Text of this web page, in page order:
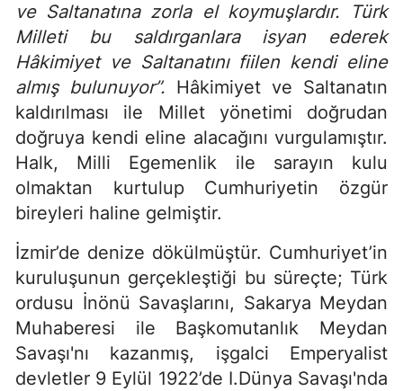
ve Saltanatına zorla el koymuşlardır. Türk
Milleti bu saldırganlara isyan ederek
Hâkimiyet ve Saltanatını fiilen kendi eline
almış bulunuyor”. Hâkimiyet ve Saltanatın
kaldırılması ile Millet yönetimi doğrudan
doğruya kendi eline alacağını vurgulamıştır.
Halk, Milli Egemenlik ile sarayın kulu
olmaktan kurtulup Cumhuriyetin özgür
bireyleri haline gelmiştir.
İzmir’de denize dökülmüştür. Cumhuriyet’in
kuruluşunun gerçekleştiği bu süreçte; Türk
ordusu İnönü Savaşlarını, Sakarya Meydan
Muhaberesi ile Başkomutanlık Meydan
Savaşı'nı kazanmış, işgalci Emperyalist
devletler 9 Eylül 1922’de I.Dünya Savaşı'nda